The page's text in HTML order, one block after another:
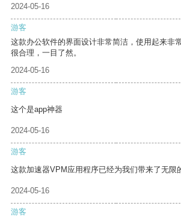
2024-05-16
游客
这款办公软件的界面设计非常简洁，使用起来非
很合理，一目了然。
2024-05-16
游客
这个是app神器
2024-05-16
游客
这款加速器VPM应用程序已经为我们带来了无限
2024-05-16
游客